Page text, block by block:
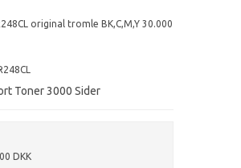
original tromle BK,C,M,Y 30.000
Toner 3000 Sider
DKK